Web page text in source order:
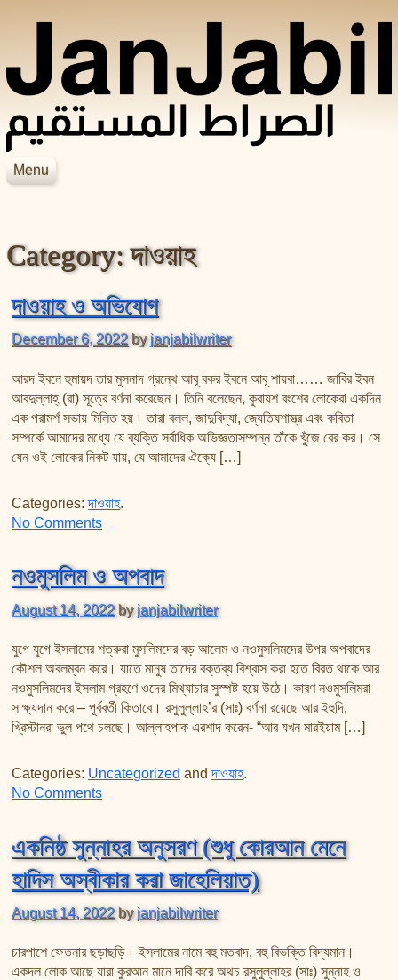
Menu
Books
হাদিসের বইসমূহ
সহীহ বুখারী শরীফ
সহীহ মুসলিম শরীফ
আসহাবে রাসূলের জীবনকথা
শায়েখ জসিম উদ্দিন রহমানির বইসমূহ
শায়েখ সালেহ আল মুনাজ্জিদের বইসমূহ
আল বিদায়া ওয়ান নিহায়া
তাফসির ফি জিলালিল কোরআন
শায়খ আহমদ মুসা জিবরীলের বই সমূহ
Category:দাওয়াহ
দাওয়াহ ও অভিযোগ
December 6, 2022 byjanjabilwriter
আরদ ইবনে হুমায়দ তার মুসনাদ গ্রন্থে আবূ বকর ইবনে আবূ শায়বা…… জাবির ইবন
আবদুল্লাহ্ (রা) সূত্রে বর্ণনা করেছেন। তিনি বলেছেন, কুরায়শ বংশের লোকেরা একদিন
এক পরামর্শ সভায় মিলিত হয়। তারা বলল, জাদুবিদ্যা, জ্যেতিষশাস্ত্র এবং কবিতা
সম্পর্কে আমাদের মধ্যে যে ব্যক্তি সর্বাধিক অভিজ্ঞতাসম্পন্ন তাঁকে খুঁজে বের কর। সে
যেন ওই লোকের নিকট যায়, যে আমাদের ঐক্যে […]
Categories: দাওয়াহ.
No Commentson দাওয়াহ ও অভিযোগ
নওমুসলিম ও অপবাদ
August 14, 2022 byjanjabilwriter
যুগে যুগে ইসলামের শত্রুরা মুসলিমদের বড় আলেম ও নওমুসলিমদের উপর অপবাদের
কৌশল অবলম্বন করে। যাতে মানুষ তাদের বক্তব্য বিশ্বাস করা হতে বিরত থাকে আর
নওমুসলিমদের ইসলাম গ্রহণে ওদের মিথ্যাচার সুস্পষ্ট হয়ে উঠে। কারণ নওমুসলিমরা
সাক্ষ্যদান করে – পূর্ববর্তী কিতাবে। রসুলুল্লাহ’র (সাঃ) বর্ণনা রয়েছে আর ইহুদি,
খ্রিস্টানরা ভুল পথে চলছে। আল্লাহপাক এরশাদ করেন- “আর যখন মারইয়াম […]
Categories: Uncategorized andদাওয়াহ.
No Commentson নওমুসলিম ও অপবাদ
একনিষ্ঠ সুন্নাহর অনুসরণ (শুধু কোরআন মেনে
হাদিস অস্বীকার করা জাহেলিয়াত)
August 14, 2022 byjanjabilwriter
চারপাশে ফেতনার ছড়াছড়ি। ইসলামের নামে বহু মতবাদ, বহু বিভক্তি বিদ্যমান।
একদল লোক আছে যারা কুরআন মানে দাবি করে অথচ রসুলুল্লাহর (সাঃ) সুন্নাহ ও